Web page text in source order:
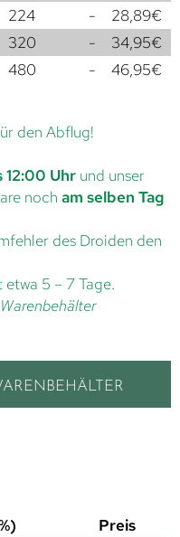
224 - 28,89€
320 - 34,95€
480 - 46,95€
den Abflug!
12:00 Uhr und unser
noch am selben Tag
des Droiden den
5 – 7 Tage.
Preis